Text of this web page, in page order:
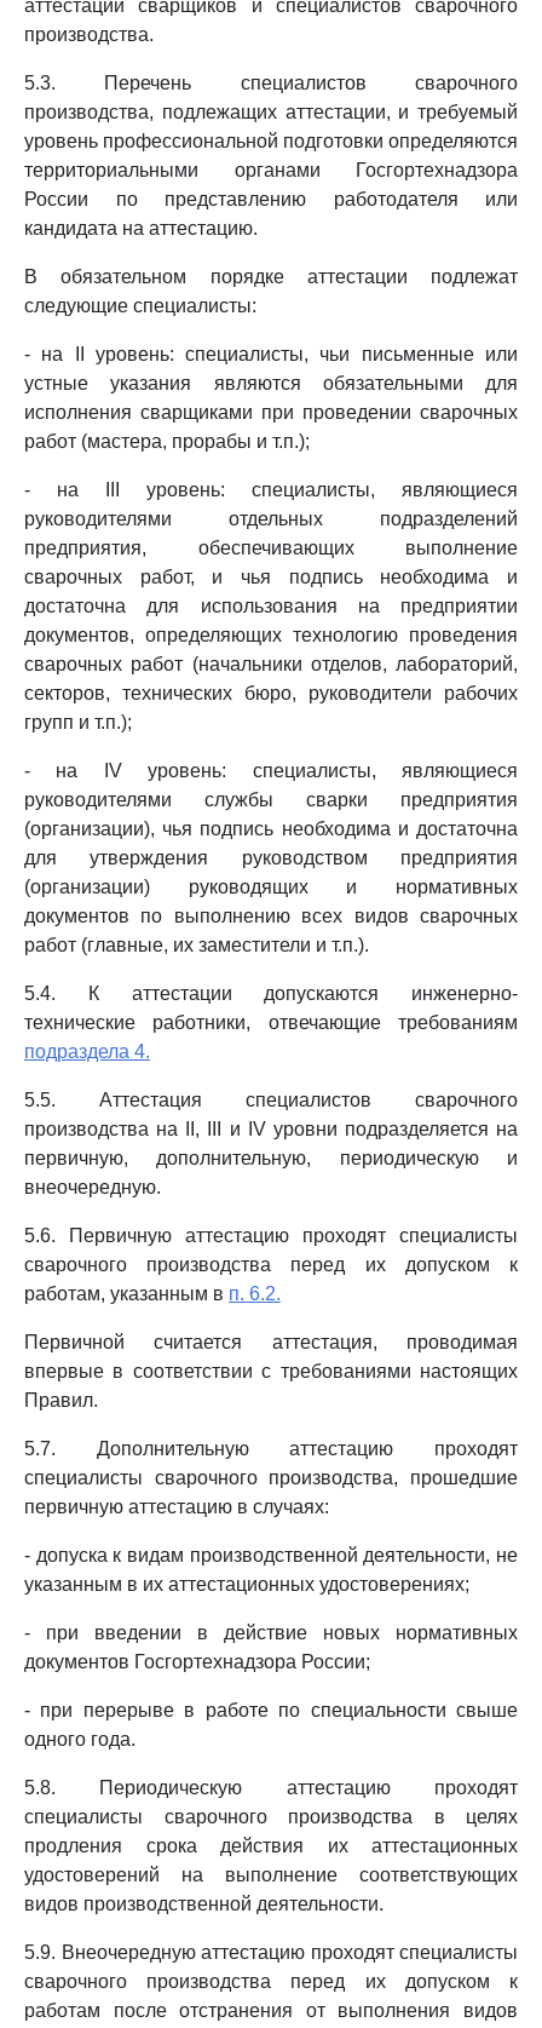
аттестации сварщиков и специалистов сварочного
производства.
5.3. Перечень специалистов сварочного
производства, подлежащих аттестации, и требуемый
уровень профессиональной подготовки определяются
территориальными органами Госгортехнадзора
России по представлению работодателя или
кандидата на аттестацию.
В обязательном порядке аттестации подлежат
следующие специалисты:
- на II уровень: специалисты, чьи письменные или
устные указания являются обязательными для
исполнения сварщиками при проведении сварочных
работ (мастера, прорабы и т.п.);
- на III уровень: специалисты, являющиеся
руководителями отдельных подразделений
предприятия, обеспечивающих выполнение
сварочных работ, и чья подпись необходима и
достаточна для использования на предприятии
документов, определяющих технологию проведения
сварочных работ (начальники отделов, лабораторий,
секторов, технических бюро, руководители рабочих
групп и т.п.);
- на IV уровень: специалисты, являющиеся
руководителями службы сварки предприятия
(организации), чья подпись необходима и достаточна
для утверждения руководством предприятия
(организации) руководящих и нормативных
документов по выполнению всех видов сварочных
работ (главные, их заместители и т.п.).
5.4. К аттестации допускаются инженерно-
технические работники, отвечающие требованиям
подраздела 4.
5.5. Аттестация специалистов сварочного
производства на II, III и IV уровни подразделяется на
первичную, дополнительную, периодическую и
внеочередную.
5.6. Первичную аттестацию проходят специалисты
сварочного производства перед их допуском к
работам, указанным в п. 6.2.
Первичной считается аттестация, проводимая
впервые в соответствии с требованиями настоящих
Правил.
5.7. Дополнительную аттестацию проходят
специалисты сварочного производства, прошедшие
первичную аттестацию в случаях:
- допуска к видам производственной деятельности, не
указанным в их аттестационных удостоверениях;
- при введении в действие новых нормативных
документов Госгортехнадзора России;
- при перерыве в работе по специальности свыше
одного года.
5.8. Периодическую аттестацию проходят
специалисты сварочного производства в целях
продления срока действия их аттестационных
удостоверений на выполнение соответствующих
видов производственной деятельности.
5.9. Внеочередную аттестацию проходят специалисты
сварочного производства перед их допуском к
работам после отстранения от выполнения видов